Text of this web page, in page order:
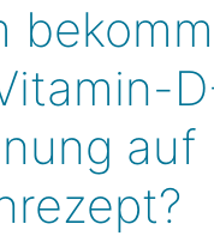
auf